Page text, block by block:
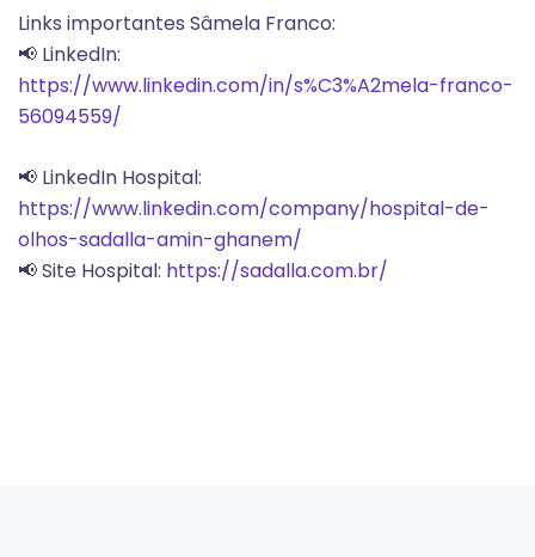
Links importantes Sâmela Franco:
📢 LinkedIn:
https://www.linkedin.com/in/s%C3%A2mela-franco-
56094559/
📢 LinkedIn Hospital:
https://www.linkedin.com/company/hospital-de-
olhos-sadalla-amin-ghanem/
📢 Site Hospital: https://sadalla.com.br/